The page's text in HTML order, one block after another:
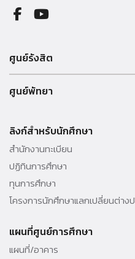
ศูนย์รังสิต
99 หมู่ 18 ถ.พหลโยธิน คลองหลวง
Tel. 02 564 3001 -9
ศูนย์พัทยา
010 - 69 ต่อ 3000
ลิงก์สำหรับนักศึกษา
สำนักงานทะเบียน
ปฏิทินการศึกษา
ทุนการศึกษา
โครงการนักศึกษาแลกเปลี่ยนต่างป
แผนที่ศูนย์การศึกษา
แผนที่/อาคาร